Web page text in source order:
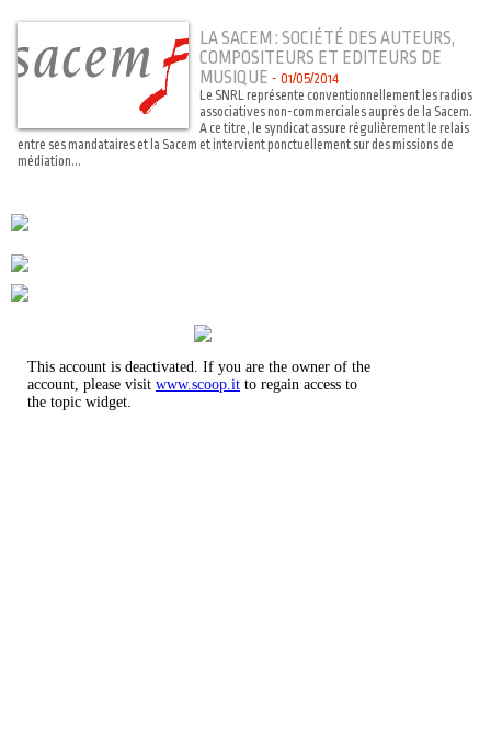
LA SACEM : SOCIÉTÉ DES AUTEURS,
COMPOSITEURS ET EDITEURS DE
MUSIQUE - 01/05/2014
Le SNRL représente conventionnellement les radios
associatives non-commerciales auprès de la Sacem.
A ce titre, le syndicat assure régulièrement le relais
entre ses mandataires et la Sacem et intervient ponctuellement sur des missions de
médiation...